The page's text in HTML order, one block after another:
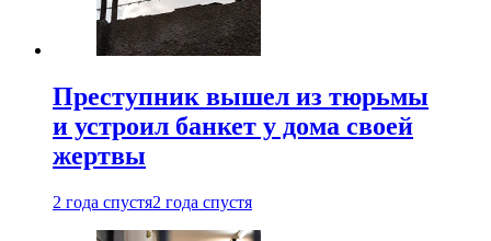
Преступник вышел из тюрьмы
и устроил банкет у дома своей
жертвы
2 года спустя2 года спустя